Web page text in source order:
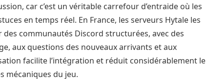
car c’est un véritable carrefour d’entraide où les
en temps réel. En France, les serveurs Hytale les
communautés Discord structurées, avec des
aux questions des nouveaux arrivants et aux
facilite l’intégration et réduit considérablement le
mécaniques du jeu.